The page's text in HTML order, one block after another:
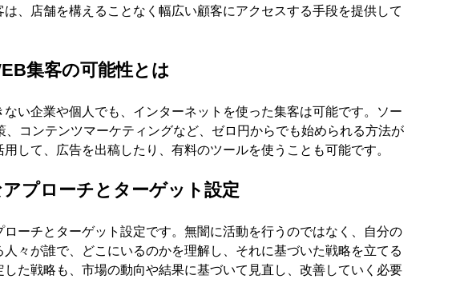
、店舗を構えることなく幅広い顧客にアクセスする手段を提供して
集客の可能性とは
い企業や個人でも、インターネットを使った集客は可能です。ソー
、コンテンツマーケティングなど、ゼロ円からでも始められる方法が
して、広告を出稿したり、有料のツールを使うことも可能です。
プローチとターゲット設定
ーチとターゲット設定です。無闇に活動を行うのではなく、自分の
々が誰で、どこにいるのかを理解し、それに基づいた戦略を立てる
た戦略も、市場の動向や結果に基づいて見直し、改善していく必要